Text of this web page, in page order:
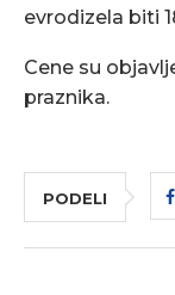
evrodizela biti
Cene su
praznika.
PODELI